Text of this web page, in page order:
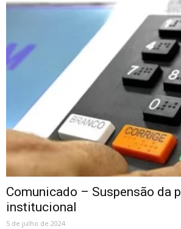
Comunicado – Suspensão da
institucional
5 de julho de 2024